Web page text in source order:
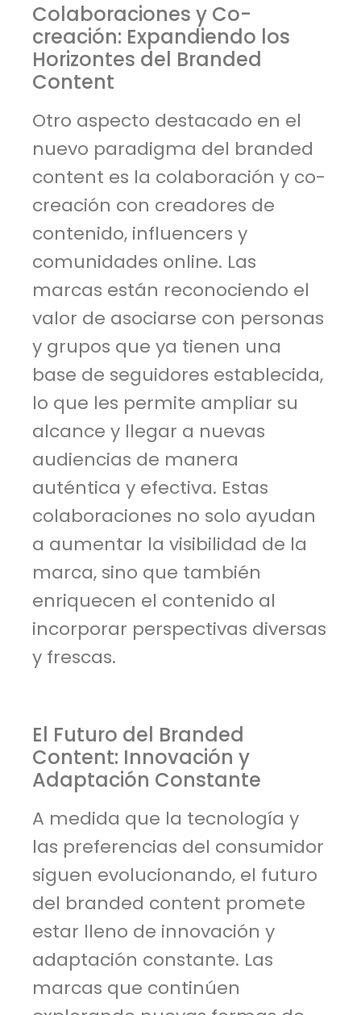
Colaboraciones y Co-
creación: Expandiendo los
Horizontes del Branded
Content
Otro aspecto destacado en el
nuevo paradigma del branded
content es la colaboración y co-
creación con creadores de
contenido, influencers y
comunidades online. Las
marcas están reconociendo el
valor de asociarse con personas
y grupos que ya tienen una
base de seguidores establecida,
lo que les permite ampliar su
alcance y llegar a nuevas
audiencias de manera
auténtica y efectiva. Estas
colaboraciones no solo ayudan
a aumentar la visibilidad de la
marca, sino que también
enriquecen el contenido al
incorporar perspectivas diversas
y frescas.
El Futuro del Branded
Content: Innovación y
Adaptación Constante
A medida que la tecnología y
las preferencias del consumidor
siguen evolucionando, el futuro
del branded content promete
estar lleno de innovación y
adaptación constante. Las
marcas que continúen